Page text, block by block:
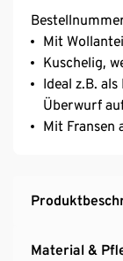
Mit
Kuschelig,
Ideal z.B.
Überwurf
Mit Fransen
Material &